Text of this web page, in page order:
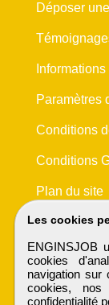
Les cookies
ENGINSJOB
cookies
navigation sur
cookies, nos
confidentialité
Déposer
Paramètres
Conditions
Conditions
Plan du site